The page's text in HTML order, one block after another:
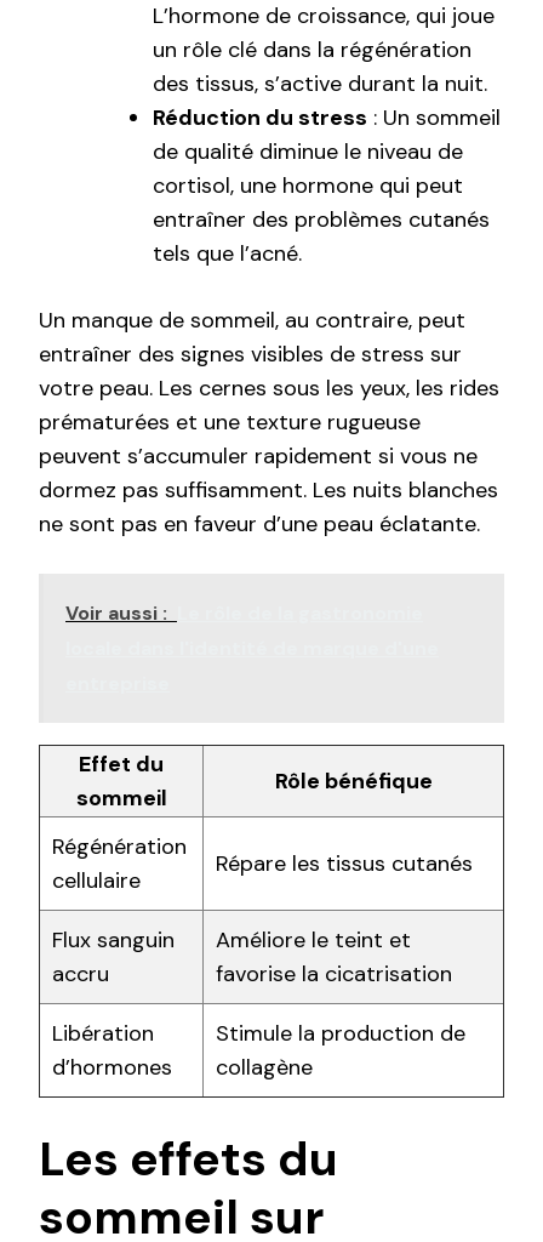
L’hormone de croissance, qui joue
un rôle clé dans la régénération
des tissus, s’active durant la nuit.
Réduction du stress : Un sommeil
de qualité diminue le niveau de
cortisol, une hormone qui peut
entraîner des problèmes cutanés
tels que l’acné.
Un manque de sommeil, au contraire, peut
entraîner des signes visibles de stress sur
votre peau. Les cernes sous les yeux, les rides
prématurées et une texture rugueuse
peuvent s’accumuler rapidement si vous ne
dormez pas suffisamment. Les nuits blanches
ne sont pas en faveur d’une peau éclatante.
Voir aussi :
Effet du
sommeil
Rôle bénéfique
Régénération
cellulaire
Répare les tissus cutanés
Flux sanguin
accru
Améliore le teint et
favorise la cicatrisation
Libération
d’hormones
Stimule la production de
collagène
Les effets du
sommeil sur